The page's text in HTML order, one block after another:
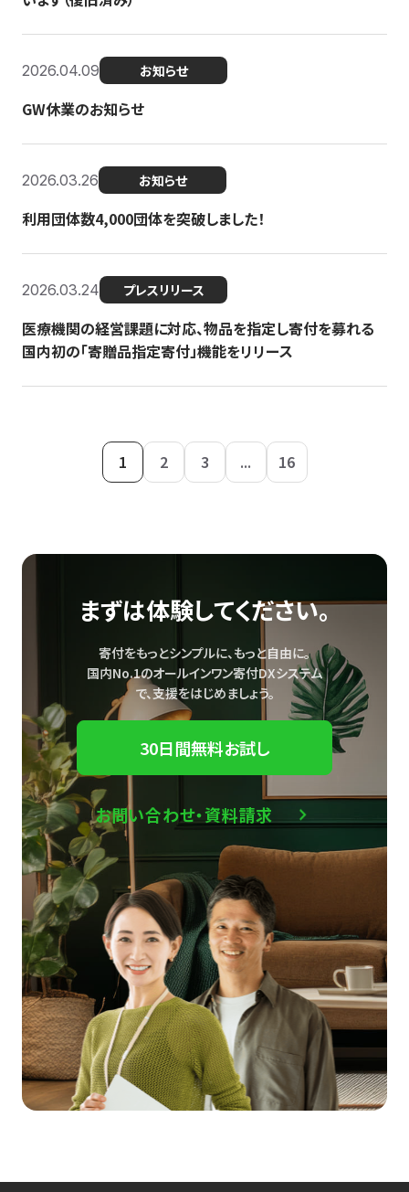
2026.04.09 お知らせ
GW休業のお知らせ
2026.03.26 お知らせ
利用団体数4,000団体を突破しました！
2026.03.24 プレスリリース
医療機関の経営課題に対応、物品を指定し寄付を募れる
国内初の「寄贈品指定寄付」機能をリリース
1 2 3 ... 16
まずは体験してください。
寄付をもっとシンプルに、もっと自由に。
国内No.1のオールインワン寄付DXシステム
で、支援をはじめましょう。
30日間無料お試し
お問い合わせ・資料請求